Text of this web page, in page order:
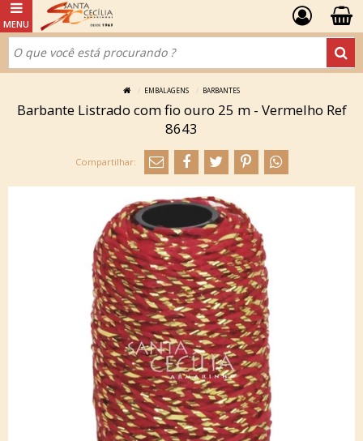
EMBALAGENS BARBANTES
Barbante Listrado com fio ouro 25 m - Vermelho Ref
8643